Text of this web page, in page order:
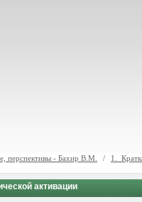
перспективы - Бахир В.М. / 1.
активации